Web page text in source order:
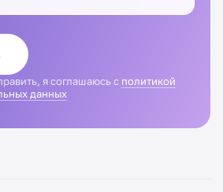
я соглашаюсь с политикой
данных